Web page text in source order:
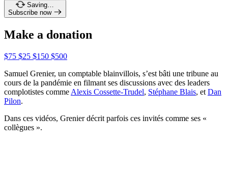
Saving…
Subscribe now
Make a donation
$75 $25 $150 $500
Samuel Grenier, un comptable blainvillois, s’est bâti une tribune au
cours de la pandémie en filmant ses discussions avec des leaders
complotistes comme Alexis Cossette-Trudel, Stéphane Blais, et Dan
Pilon.
Dans ces vidéos, Grenier décrit parfois ces invités comme ses «
collègues ».